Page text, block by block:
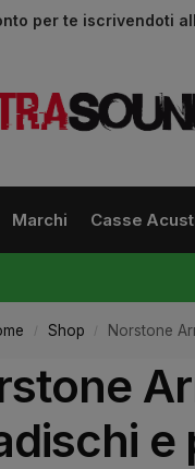
per te iscrivendoti
Marchi Casse
/ Shop / Norstone
e